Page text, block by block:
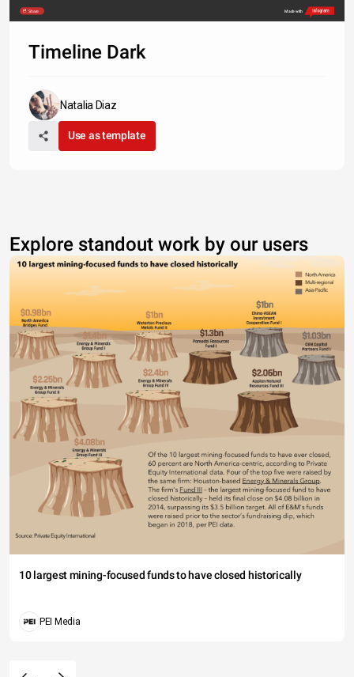
Share Made with
Timeline Dark
Natalia Diaz
Use as template
Explore standout work by our users
10 largest mining-focused funds to have closed historically
PEI Media